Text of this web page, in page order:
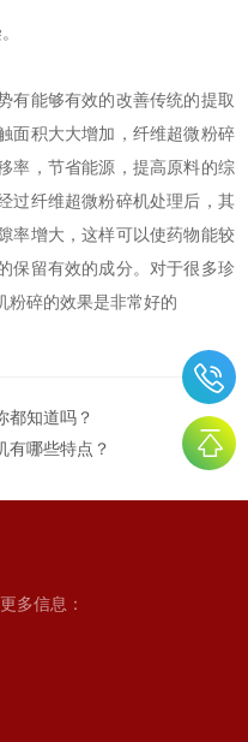
有能够有效的改善传统的提取
面积大大增加，纤维超微粉碎
率，节省能源，提高原料的综
过纤维超微粉碎机处理后，其
率增大，这样可以使药物能较
保留有效的成分。对于很多珍
粉碎的效果是非常好的
都知道吗？
有哪些特点？
多信息：